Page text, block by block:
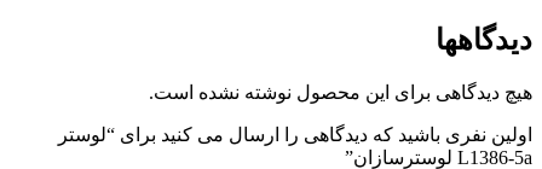
دیدگاهها
هیچ دیدگاهی برای این محصول نوشته نشده است.
اولین نفری باشید که دیدگاهی را ارسال می کنید برای “لوستر
L1386-5a لوسترسازان”